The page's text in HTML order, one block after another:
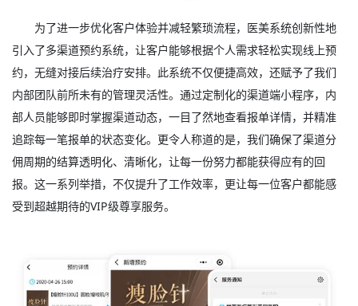
为了进一步优化客户体验并减轻繁琐流程，医美系统创新性地
引入了多渠道预约系统，让客户能够根据个人需求轻松实现线上预
约，无缝对接后续治疗安排。此系统不仅便捷高效，还赋予了我们
内部团队前所未有的管理灵活性。通过定制化的渠道端小程序，内
部人员能够即时掌握渠道动态，一目了然地查看报单详情，并精准
追踪每一笔报单的状态变化。更令人称道的是，我们确保了渠道分
佣周期的结算透明化、清晰化，让每一份努力都能获得应有的回
报。这一系列举措，不仅提升了工作效率，更让每一位客户都能感
受到超越期待的VIP级尊享服务。